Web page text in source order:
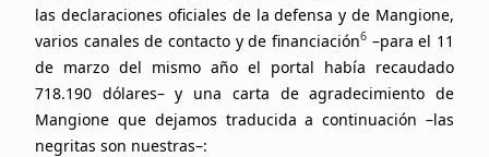
las declaraciones oficiales de la defensa y de Mangione,
varios canales de contacto y de financiación6 –para el 11
de marzo del mismo año el portal había recaudado
718.190 dólares– y una carta de agradecimiento de
Mangione que dejamos traducida a continuación –las
negritas son nuestras–: